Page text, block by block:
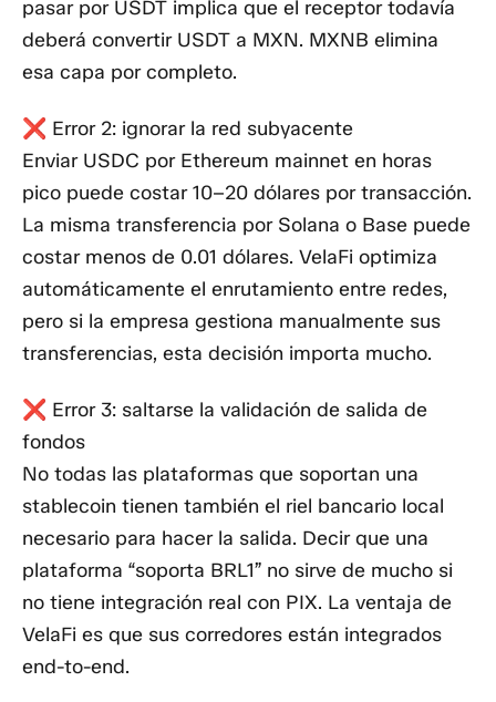
pasar por USDT implica que el receptor todavía
deberá convertir USDT a MXN. MXNB elimina
esa capa por completo.
❌ Error 2: ignorar la red subyacente
Enviar USDC por Ethereum mainnet en horas
pico puede costar 10–20 dólares por transacción.
La misma transferencia por Solana o Base puede
costar menos de 0.01 dólares. VelaFi optimiza
automáticamente el enrutamiento entre redes,
pero si la empresa gestiona manualmente sus
transferencias, esta decisión importa mucho.
❌ Error 3: saltarse la validación de salida de
fondos
No todas las plataformas que soportan una
stablecoin tienen también el riel bancario local
necesario para hacer la salida. Decir que una
plataforma “soporta BRL1” no sirve de mucho si
no tiene integración real con PIX. La ventaja de
VelaFi es que sus corredores están integrados
end-to-end.